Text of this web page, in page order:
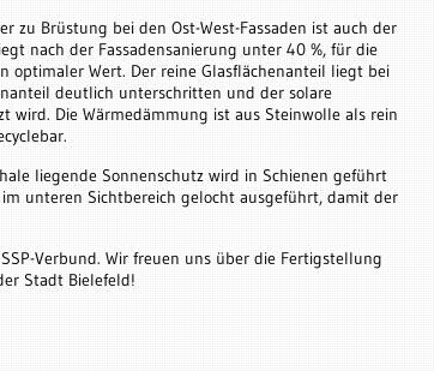
zu Brüstung bei den Ost-West-Fassaden ist auch der
nach der Fassadensanierung unter 40 %, für die
optimaler Wert. Der reine Glasflächenanteil liegt bei
deutlich unterschritten und der solare
wird. Die Wärmedämmung ist aus Steinwolle als rein
liegende Sonnenschutz wird in Schienen geführt
unteren Sichtbereich gelocht ausgeführt, damit der
Verbund. Wir freuen uns über die Fertigstellung
Stadt Bielefeld!